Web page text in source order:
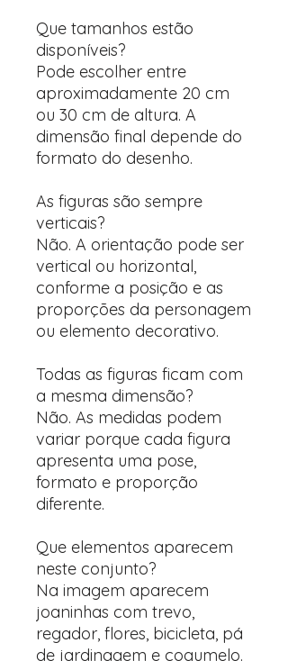
Que tamanhos estão
disponíveis?
Pode escolher entre
aproximadamente 20 cm
ou 30 cm de altura. A
dimensão final depende do
formato do desenho.
As figuras são sempre
verticais?
Não. A orientação pode ser
vertical ou horizontal,
conforme a posição e as
proporções da personagem
ou elemento decorativo.
Todas as figuras ficam com
a mesma dimensão?
Não. As medidas podem
variar porque cada figura
apresenta uma pose,
formato e proporção
diferente.
Que elementos aparecem
neste conjunto?
Na imagem aparecem
joaninhas com trevo,
regador, flores, bicicleta, pá
de jardinagem e cogumelo.